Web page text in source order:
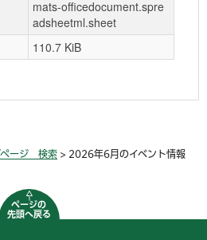
mats-officedocument.spre
adsheetml.sheet
110.7 KiB
ページ 検索 > 2026年6月のイベント情報
ページの
先頭へ戻る